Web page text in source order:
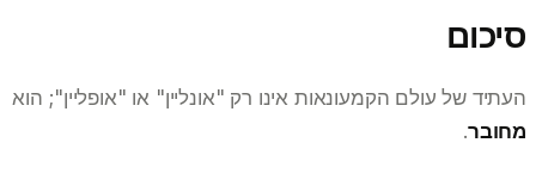
סיכום
העתיד של עולם הקמעונאות אינו רק "אונליין" או "אופליין"; הוא
מחובר.